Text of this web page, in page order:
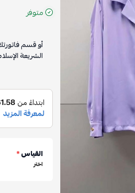
متوفر
أو قسم
الشريعة
القياس*
اختر